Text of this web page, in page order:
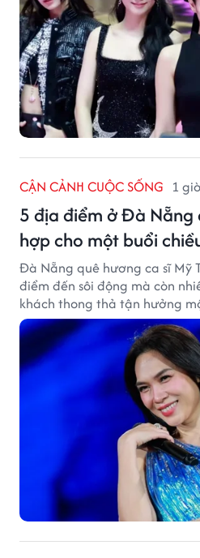
CẬN CẢNH CUỘC SỐNG 1
5 địa điểm ở Đà Nẵng
hợp cho một buổi
Đà Nẵng quê hương ca sĩ Mỹ
điểm đến sôi động mà còn
khách thong thả tận hưởng